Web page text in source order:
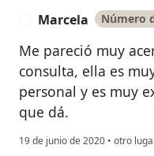
Marcela Número
Me pareció muy
consulta, ella es
personal y es muy
que dá.
19 de junio de 2020 • otro